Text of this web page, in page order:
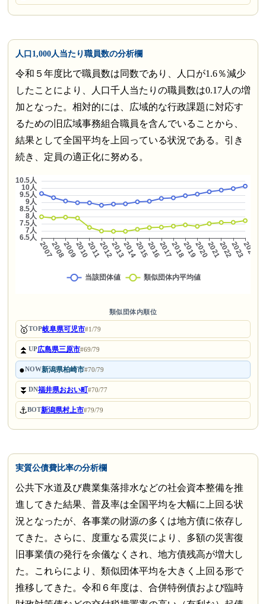
人口1,000人当たり職員数の分析欄
令和５年度比で職員数は同数であり、人口が1.6％減少
したことにより、人口千人当たりの職員数は0.17人の増
加となった。相対的には、広域的な行政課題に対応す
るための旧広域事務組合職員を含んでいることから、
結果として全国平均を上回っている状況である。引き
続き、定員の適正化に努める。
類似団体内順位
🥇TOP岐阜県可児市#1/79
⏫UP広島県三原市#69/79
●NOW新潟県柏崎市#70/79
⏬DN福井県おおい町#70/77
⚓BOT新潟県村上市#79/79
実質公債費比率の分析欄
公共下水道及び農業集落排水などの社会資本整備を推
進してきた結果、普及率は全国平均を大幅に上回る状
況となったが、各事業の財源の多くは地方債に依存し
てきた。さらに、度重なる震災により、多額の災害復
旧事業債の発行を余儀なくされ、地方債残高が増大し
た。これらにより、類似団体平均を大きく上回る形で
推移してきた。令和６年度は、合併特例債および臨時